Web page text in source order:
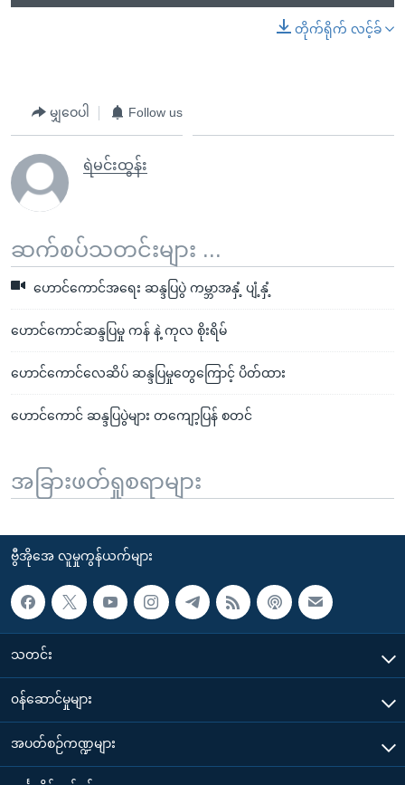
တိုက်ရိုက် လင့်ခ်
မျှဝေပါ Follow us
ရဲမင်းထွန်း
ဆက်စပ်သတင်းများ ...
ဟောင်ကောင်အရေး ဆန္ဒပြပွဲ ကမ္ဘာအနှံ့ ပျံ့နှံ့
ဟောင်ကောင်ဆန္ဒပြမှု ကန် နဲ့ ကုလ စိုးရိမ်
ဟောင်ကောင်လေဆိပ် ဆန္ဒပြမှုတွေကြောင့် ပိတ်ထား
ဟောင်ကောင် ဆန္ဒပြပွဲများ တကျော့ပြန် စတင်
အခြားဖတ်ရှုစရာများ
ဗွီအိုအေ လူမှုကွန်ယက်များ
သတင်း
၀န်ဆောင်မှုများ
အပတ်စဉ်ကဏ္ဍများ